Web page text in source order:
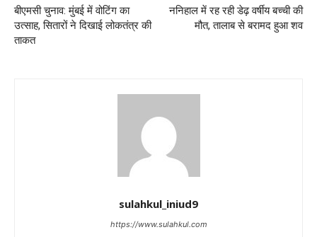
बीएमसी चुनाव: मुंबई में वोटिंग का
उत्साह, सितारों ने दिखाई लोकतंत्र की
ताकत
ननिहाल में रह रही डेढ़ वर्षीय बच्ची की
मौत, तालाब से बरामद हुआ शव
sulahkul_iniud9
https://www.sulahkul.com